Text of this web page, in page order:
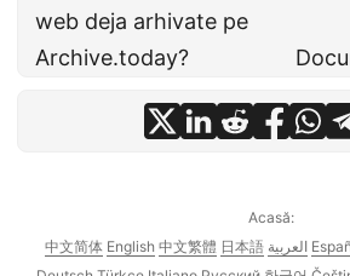
web deja arhivate pe
Archive.today?
Acasă:
中文简体 English 中文繁體 日本語 العربية